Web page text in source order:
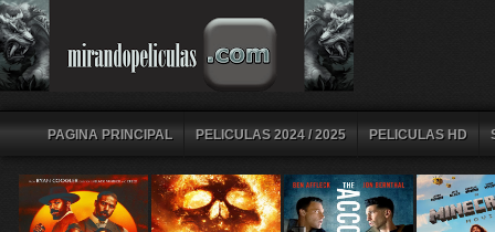
PAGINA PRINCIPAL PELICULAS 2024 / 2025 PELICULAS HD